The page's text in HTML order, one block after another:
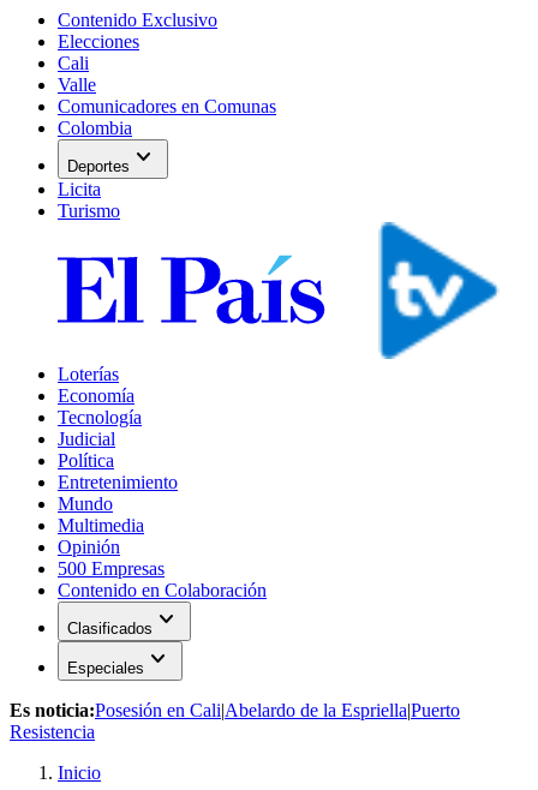
Contenido Exclusivo
Elecciones
Cali
Valle
Comunicadores en Comunas
Colombia
Deportes expand_more
Licita
Turismo
Loterías
Economía
Tecnología
Judicial
Política
Entretenimiento
Mundo
Multimedia
Opinión
500 Empresas
Contenido en Colaboración
Clasificados expand_more
Especiales expand_more
Es noticia:Posesión en Cali|Abelardo de la Espriella|Puerto
Resistencia
Inicio